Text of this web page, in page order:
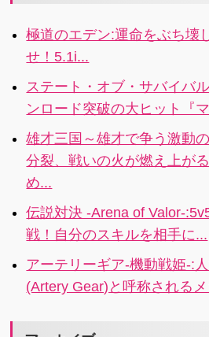
人を守ってく
極道のエデン:運命をぶち壊
せ！5.1i...
ステート・オブ・サバイバ
ンロード突破の大ヒット『
雄才三国～雄才で争う激動
分裂、戦いの火が燃え上が
め...
伝説対決 -Arena of Valor-
戦！自分のスキルを相手に...
アーテリーギア-機動戦姫-:
(Artery Gear)と呼称される